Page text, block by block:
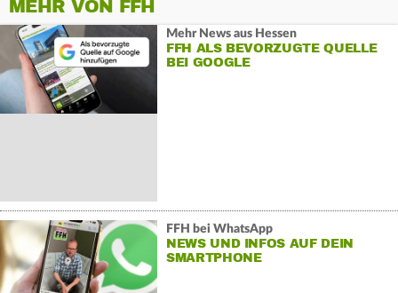
MEHR VON FFH
Mehr News aus Hessen
FFH ALS BEVORZUGTE QUELLE
BEI GOOGLE
FFH bei WhatsApp
NEWS UND INFOS AUF DEIN
SMARTPHONE